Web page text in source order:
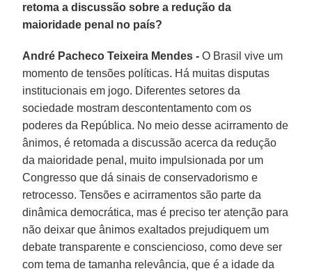
retoma a discussão sobre a redução da
maioridade penal no país?
André Pacheco Teixeira Mendes - O Brasil vive um
momento de tensões políticas. Há muitas disputas
institucionais em jogo. Diferentes setores da
sociedade mostram descontentamento com os
poderes da República. No meio desse acirramento de
ânimos, é retomada a discussão acerca da redução
da maioridade penal, muito impulsionada por um
Congresso que dá sinais de conservadorismo e
retrocesso. Tensões e acirramentos são parte da
dinâmica democrática, mas é preciso ter atenção para
não deixar que ânimos exaltados prejudiquem um
debate transparente e consciencioso, como deve ser
com tema de tamanha relevância, que é a idade da